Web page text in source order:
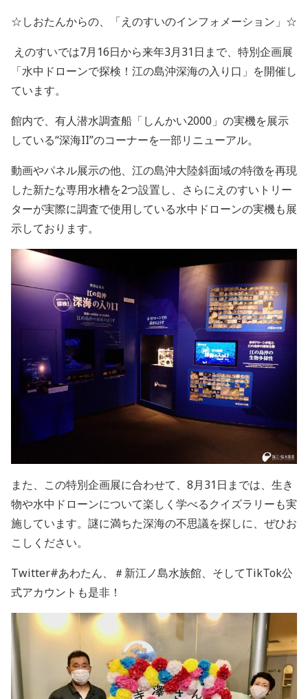
☆しおたんからの、「えのすいのインフォメーション」☆
えのすいでは7月 16日から来年3月31日まで、特別企画展
「水中ドローンで探検！江の島沖深海の入り口」を開催し
ています。
館内で、有人潜水調査船「しんかい2000 」の実機を展示
している“深海II”のコーナーを一部リニューアル。
動画やパネル展示の他、江の島沖大陸斜面域の特徴を再現
した新たな専用水槽を2つ設置し、さらにえのすいトリー
ターが実際に調査で使用している水中ドローンの実機も展
示しております。
また、この特別企画展に合わせて、 8月31日までは、 生き
物や水中ドローンについて楽しく学べるクイズラリーも実
施しています。 謎に満ちた深海の不思議を探しに、ぜひお
こしください。
Twitter#あわたん、＃新江ノ島水族館、そしてTikTok公
式アカウントも是非！